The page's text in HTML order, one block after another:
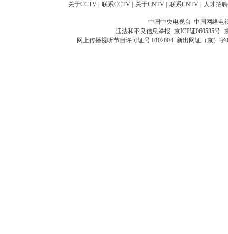
关于CCTV 联系CCTV 关于CNTV 联系CNTV 人才招聘
中国中央电视台 中国网络电
违法和不良信息举报 京ICP证060535号
网上传播视听节目许可证号 0102004 新出网证（京）